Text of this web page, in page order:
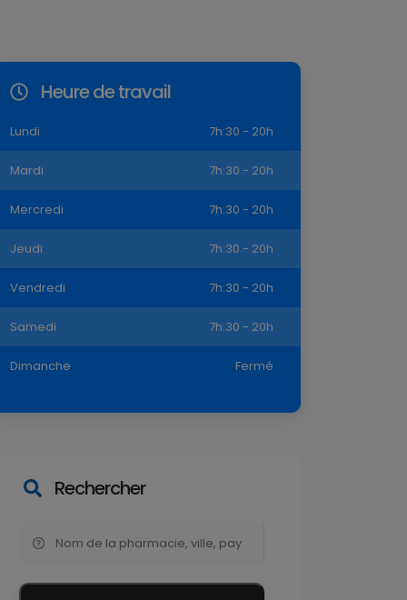
Heure de travail
Lundi 7h:30 - 20h
Mardi 7h:30 - 20h
Mercredi 7h:30 - 20h
Jeudi 7h:30 - 20h
Vendredi 7h:30 - 20h
Samedi 7h:30 - 20h
Dimanche Fermé
Rechercher